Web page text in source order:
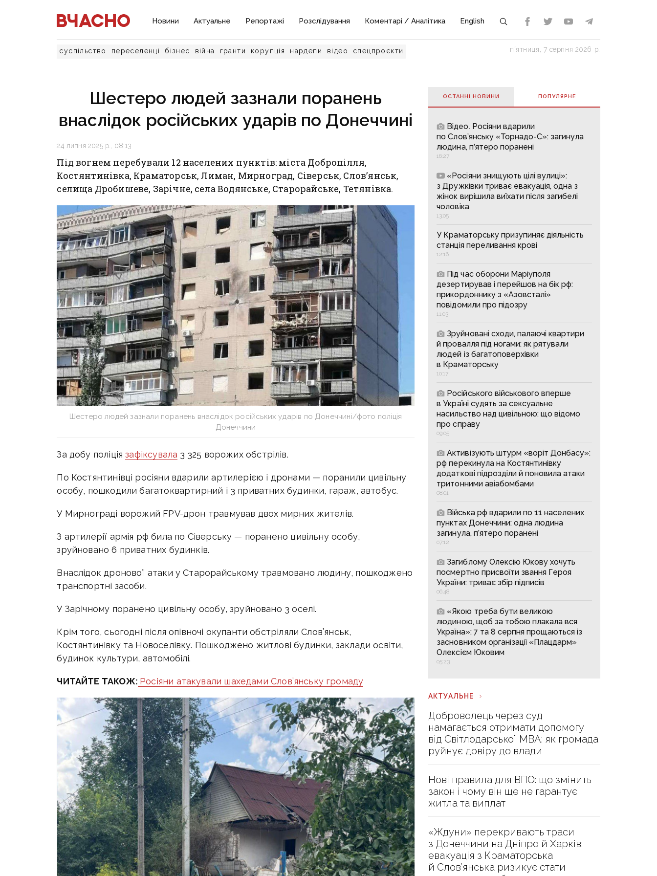
Новини Актуальне Репортажі Розслідування Коментарі / Аналітика English
суспільство переселенці бізнес війна гранти корупція нардепи відео спецпроєкти пʼятниця, 7 серпня 2026 р.
Шестеро людей зазнали поранень
внаслідок російських ударів по Донеччині
24 липня 2025 р., 08:13
Під вогнем перебували 12 населених пунктів: міста Добропілля,
Костянтинівка, Краматорськ, Лиман, Мирноград, Сіверськ, Слов’янськ,
селища Дробишеве, Зарічне, села Водянське, Старорайське, Тетянівка.
Шестеро людей зазнали поранень внаслідок російських ударів по Донеччині/фото поліція
Донеччини
За добу поліціязафіксувала 3 325 ворожих обстрілів.
По Костянтинівці росіяни вдарили артилерією і дронами — поранили цивільну
особу, пошкодили багатоквартирний і 3 приватних будинки, гараж, автобус.
У Мирнограді ворожий FPV-дрон травмував двох мирних жителів.
З артилерії армія рф била по Сіверську — поранено цивільну особу,
зруйновано 6 приватних будинків.
Внаслідок дронової атаки у Старорайському травмовано людину, пошкоджено
транспортні засоби.
У Зарічному поранено цивільну особу, зруйновано 3 оселі.
Крім того, сьогодні після опівночі окупанти обстріляли Слов’янськ,
Костянтинівку та Новоселівку. Пошкоджено житлові будинки, заклади освіти,
будинок культури, автомобілі.
ЧИТАЙТЕ ТАКОЖ: Росіяни атакували шахедами Слов’янську громаду
ОСТАННІ НОВИНИ ПОПУЛЯРНE
Відео. Росіяни вдарили
по Слов’янську «Торнадо-С»: загинула
людина, п’ятеро поранені
16:27
«Росіяни знищують цілі вулиці»:
з Дружківки триває евакуація, одна з
жінок вирішила виїхати після загибелі
чоловіка
13:05
У Краматорську призупиняє діяльність
станція переливання крові
12:16
Під час оборони Маріуполя
дезертирував і перейшов на бік рф:
прикордоннику з «Азовсталі»
повідомили про підозру
11:03
Зруйновані сходи, палаючі квартири
й провалля під ногами: як рятували
людей із багатоповерхівки
в Краматорську
10:17
Російського військового вперше
в Україні судять за сексуальне
насильство над цивільною: що відомо
про справу
09:05
Активізують штурм «воріт Донбасу»:
рф перекинула на Костянтинівку
додаткові підрозділи й поновила атаки
тритонними авіабомбами
08:01
Війська рф вдарили по 11 населених
пунктах Донеччини: одна людина
загинула, п’ятеро поранені
07:12
Загиблому Олексію Юкову хочуть
посмертно присвоїти звання Героя
України: триває збір підписів
06:48
«Якою треба бути великою
людиною, щоб за тобою плакала вся
Україна»: 7 та 8 серпня прощаються із
засновником організації «Плацдарм»
Олексієм Юковим
05:23
АКТУАЛЬНЕ
Доброволець через суд
намагається отримати допомогу
від Світлодарської МВА: як громада
руйнує довіру до влади
Нові правила для ВПО: що змінить
закон і чому він ще не гарантує
житла та виплат
«Ждуни» перекривають траси
з Донеччини на Дніпро й Харків:
евакуація з Краматорська
й Слов’янська ризикує стати